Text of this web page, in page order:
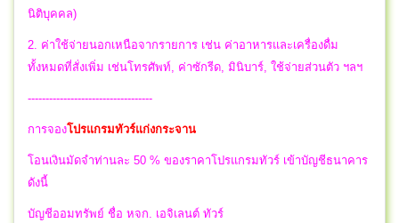
นิติบุคคล)
2. ค่าใช้จ่ายนอกเหนือจากรายการ เช่น ค่าอาหารและเครื่องดื่ม
ทั้งหมดที่สั่งเพิ่ม เช่นโทรศัพท์, ค่าซักรีด, มินิบาร์, ใช้จ่ายส่วนตัว ฯลฯ
-----------------------------------
การจองโปรแกรมทัวร์แก่งกระจาน
โอนเงินมัดจำท่านละ 50 % ของราคาโปรแกรมทัวร์ เข้าบัญชีธนาคาร
ดังนี้
บัญชีออมทรัพย์ ชื่อ หจก. เอจิเลนต์ ทัวร์